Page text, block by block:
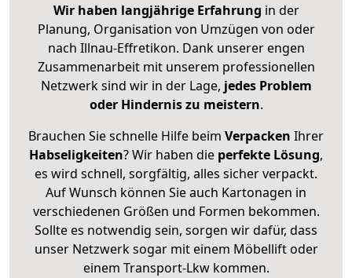
Wir haben langjährige Erfahrung in der
Planung, Organisation von Umzügen von oder
nach Illnau-Effretikon. Dank unserer engen
Zusammenarbeit mit unserem professionellen
Netzwerk sind wir in der Lage, jedes Problem
oder Hindernis zu meistern.
Brauchen Sie schnelle Hilfe beim Verpacken Ihrer
Habseligkeiten? Wir haben die perfekte Lösung,
es wird schnell, sorgfältig, alles sicher verpackt.
Auf Wunsch können Sie auch Kartonagen in
verschiedenen Größen und Formen bekommen.
Sollte es notwendig sein, sorgen wir dafür, dass
unser Netzwerk sogar mit einem Möbellift oder
einem Transport-Lkw kommen.